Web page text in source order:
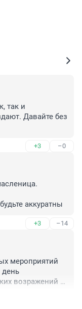
так и
Давайте без
+3 –0
аккуратны
+3 –14
мероприятий
день
возражений